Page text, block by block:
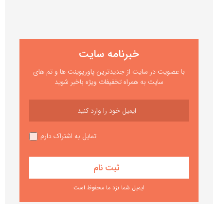
خبرنامه سایت
با عضویت در سایت از جدیدترین پاورپوینت ها و تم های
سایت به همراه تخفیفات ویژه باخبر شوید
تمایل به اشتراک دارم
ایمیل شما نزد ما محفوظ است